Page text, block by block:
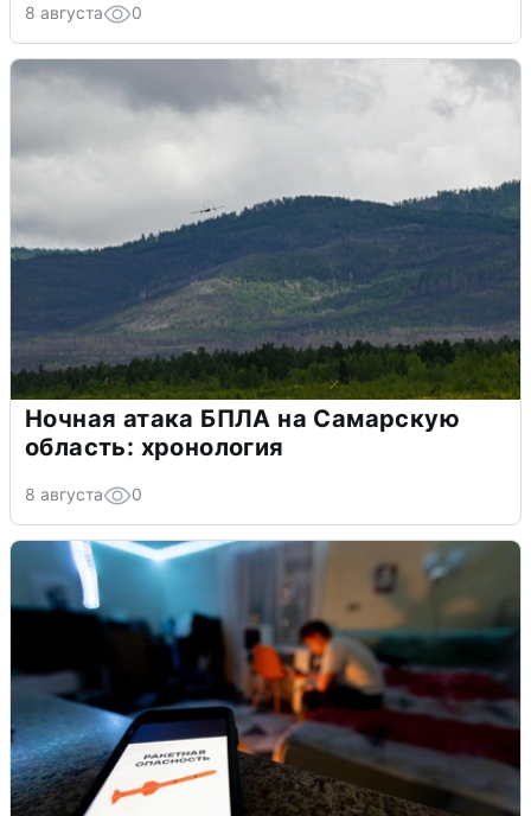
8 августа 0
Ночная атака БПЛА на Самарскую
область: хронология
8 августа 0